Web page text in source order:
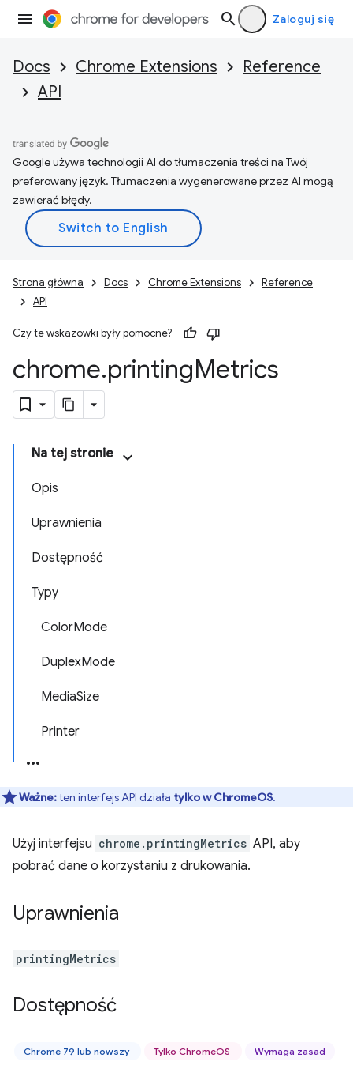
Zaloguj się
Docs Chrome Extensions
Reference
API
Google używa technologii AI do tłumaczenia treści na Twój
preferowany język. Tłumaczenia wygenerowane przez AI mogą
zawierać błędy.
Strona główna Docs Chrome Extensions
Reference
API
Czy te wskazówki były pomocne?
chrome.printingMetrics
Na tej stronie
Opis
Uprawnienia
Dostępność
Typy
ColorMode
DuplexMode
MediaSize
Printer
Ważne:ten interfejs API działa tylko w ChromeOS.
Użyj interfejsu chrome.printingMetrics API, aby
pobrać dane o korzystaniu z drukowania.
Uprawnienia
printingMetrics
Dostępność
Chrome 79 lub nowszy Tylko ChromeOS Wymaga zasad